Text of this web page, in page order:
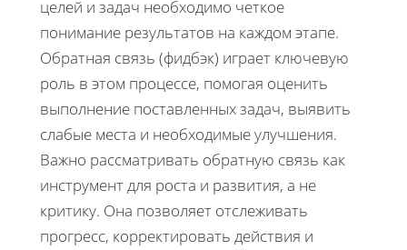
целей и задач необходимо четкое
понимание результатов на каждом этапе.
Обратная связь (фидбэк) играет ключевую
роль в этом процессе, помогая оценить
выполнение поставленных задач, выявить
слабые места и необходимые улучшения.
Важно рассматривать обратную связь как
инструмент для роста и развития, а не
критику. Она позволяет отслеживать
прогресс, корректировать действия и